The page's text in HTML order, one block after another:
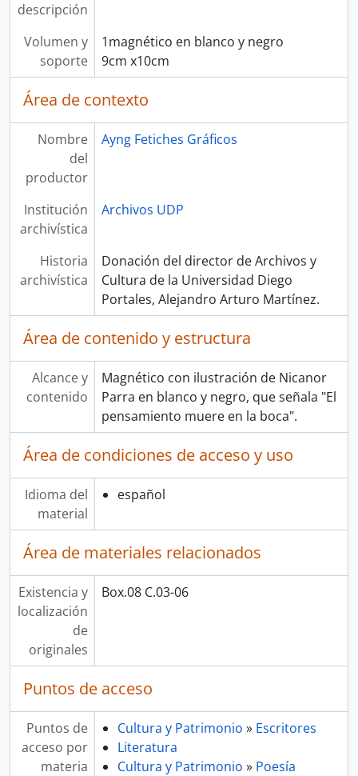
descripción
Volumen y
soporte
1magnético en blanco y negro
9cm x10cm
Área de contexto
Nombre
del
productor
Ayng Fetiches Gráficos
Institución
archivística
Archivos UDP
Historia
archivística
Donación del director de Archivos y
Cultura de la Universidad Diego
Portales, Alejandro Arturo Martínez.
Área de contenido y estructura
Alcance y
contenido
Magnético con ilustración de Nicanor
Parra en blanco y negro, que señala "El
pensamiento muere en la boca".
Área de condiciones de acceso y uso
Idioma del
material
español
Área de materiales relacionados
Existencia y
localización
de
originales
Box.08 C.03-06
Puntos de acceso
Puntos de
acceso por
materia
Cultura y Patrimonio » Escritores
Literatura
Cultura y Patrimonio » Poesía